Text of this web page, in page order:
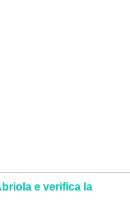
e verifica la